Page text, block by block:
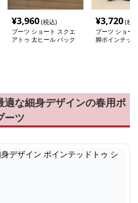
¥3,960(税込)
ブーツ ショート スクエ
アトゥ 太ヒール バック
¥3,720(税
ブーツ ショー
脚ポインテッ
適な細身デザインの春用ポ
ーツ